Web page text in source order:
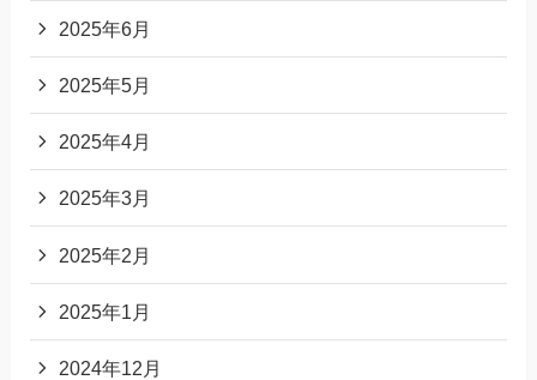
2025年6月
2025年5月
2025年4月
2025年3月
2025年2月
2025年1月
2024年12月